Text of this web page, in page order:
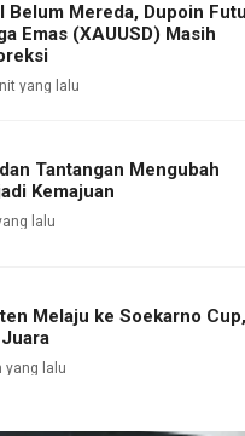
Belum Mereda, Dupoin
Emas (XAUUSD) Masih
yang lalu
Tantangan Mengubah
Kemajuan
lalu
Melaju ke Soekarno Cup,
yang lalu